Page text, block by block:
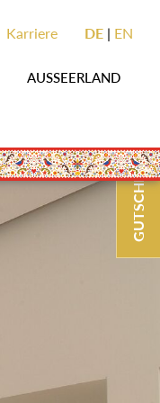
AUSSEERLAND
Karriere DE EN
GUTSCHEINE